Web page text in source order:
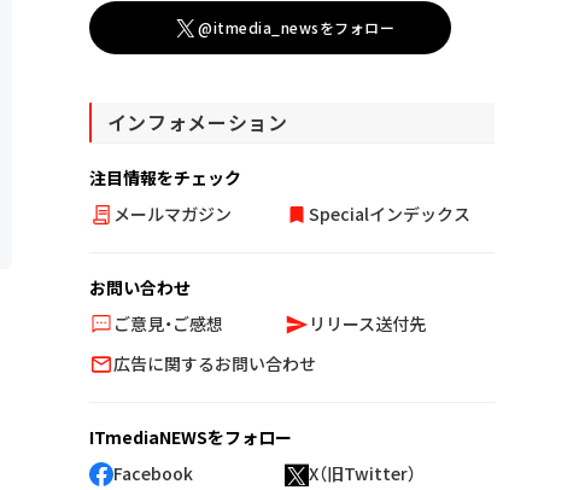
@itmedia_newsをフォロー
インフォメーション
注目情報をチェック
メールマガジン
Specialインデックス
お問い合わせ
ご意見・ご感想
リリース送付先
広告に関するお問い合わせ
ITmediaNEWSをフォロー
Facebook
X（旧Twitter）